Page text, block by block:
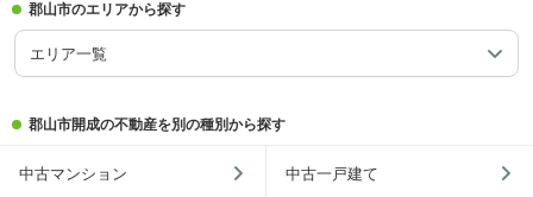
郡山市のエリアから探す
エリア一覧
郡山市開成の不動産を別の種別から探す
中古マンション 中古一戸建て